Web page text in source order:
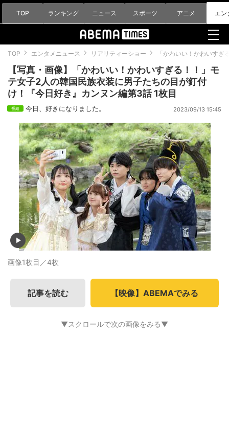
TOP ランキング ニュース スポーツ アニメ エン
TOP エンタメニュース リアリティーショー 「かわいい！かわいす
【写真・画像】「かわいい！かわいすぎる！！」モ
テ女子2人の韓国民族衣装に男子たちの目が釘付
け！『今日好き』カンヌン編第3話 1枚目
今日、好きになりました。 2023/09/13 15:45
画像1枚目／4枚
記事を読む 【映像】ABEMAでみる
▼スクロールで次の画像をみる▼